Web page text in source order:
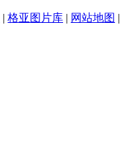
| 格亚图片库 | 网站地图 |